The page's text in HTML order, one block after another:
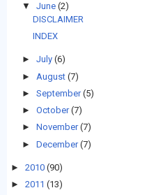
▼ June (2)
DISCLAIMER
INDEX
► July (6)
► August (7)
► September(5)
► October(7)
► November(7)
► December(7)
► 2010 (90)
► 2011 (13)